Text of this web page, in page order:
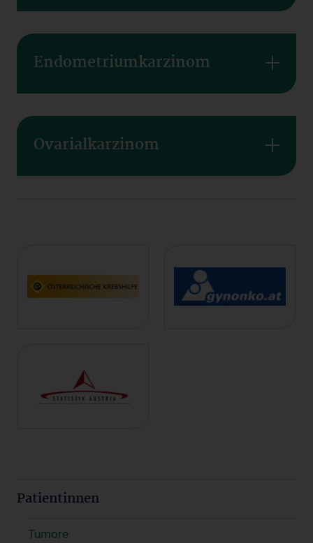
Endometriumkarzinom
Ovarialkarzinom
Patientinnen
Tumore